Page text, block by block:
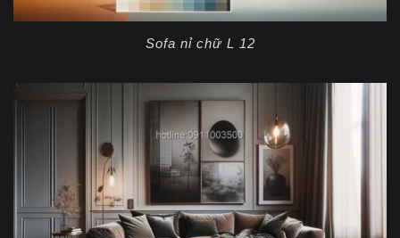
Sofa nỉ chữ L 12